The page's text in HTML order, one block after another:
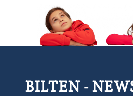
BILTEN -